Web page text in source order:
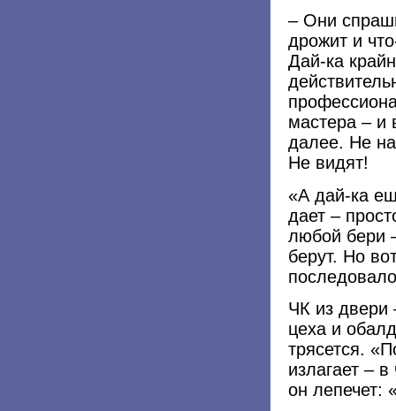
– Они
дрожит и
Дай-ка
мастера – и
далее. Не
Не видят!
«А дай-ка
дает –
любой бери
берут. Но
ЧК из двери
цеха и
трясется.
излагает –
он лепечет: